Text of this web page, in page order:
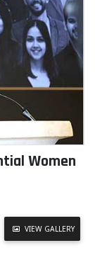
Women
VIEW GALLERY